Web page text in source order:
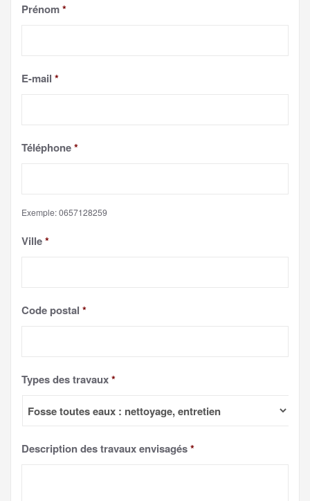
Prénom*
E-mail *
Téléphone*
Exemple: 0657128259
Ville*
Code postal *
Types des travaux*
Description des travaux envisagés*